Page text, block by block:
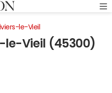
le-Vieil
le-Vieil (45300)